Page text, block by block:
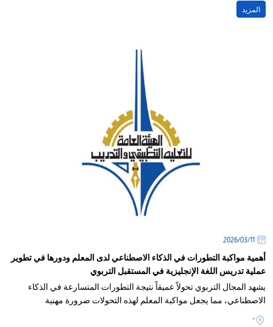
المزيد
11‏/03‏/2026
أهمية مواكبة التطورات في الذكاء الاصطناعي لدى المعلم ودورها في تطوير
عملية تدريس اللغة الإنجليزية في المستقبل التربوي
يشهد المجال التربوي تحولاً عميقاً نتيجة التطورات المتسارعة في الذكاء
الاصطناعي، مما يجعل مواكبة المعلم لهذه التحولات ضرورة مهنية
-